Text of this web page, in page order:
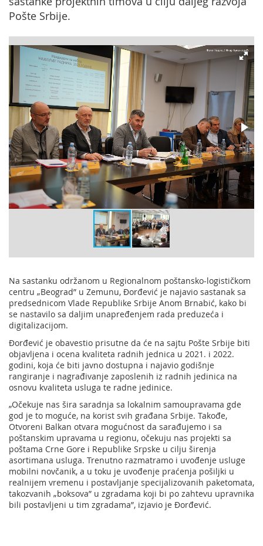
Pošte Srbije.
Na sastanku održanom u Regionalnom poštansko-logističkom
centru „Beograd” u Zemunu, Đorđević je najavio sastanak sa
predsednicom Vlade Republike Srbije Anom Brnabić, kako bi
se nastavilo sa daljim unapređenjem rada preduzeća i
digitalizacijom.
Đorđević je obavestio prisutne da će na sajtu Pošte Srbije biti
objavljena i ocena kvaliteta radnih jednica u 2021. i 2022.
godini, koja će biti javno dostupna i najavio godišnje
rangiranje i nagrađivanje zaposlenih iz radnih jedinica na
osnovu kvaliteta usluga te radne jedinice.
„Očekuje nas šira saradnja sa lokalnim samoupravama gde
god je to moguće, na korist svih građana Srbije. Takođe,
Otvoreni Balkan otvara mogućnost da sarađujemo i sa
poštanskim upravama u regionu, očekuju nas projekti sa
poštama Crne Gore i Republike Srpske u cilju širenja
asortimana usluga. Trenutno razmatramo i uvođenje usluge
mobilni novčanik, a u toku je uvođenje praćenja pošiljki u
realnijem vremenu i postavljanje specijalizovanih paketomata,
takozvanih „boksova” u zgradama koji bi po zahtevu upravnika
bili postavljeni u tim zgradama”, izjavio je Đorđević.